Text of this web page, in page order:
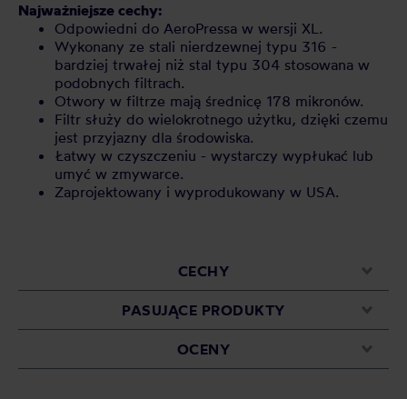
Najważniejsze cechy:
Odpowiedni do AeroPressa w wersji XL.
Wykonany ze stali nierdzewnej typu 316 -
bardziej trwałej niż stal typu 304 stosowana w
podobnych filtrach.
Otwory w filtrze mają średnicę 178 mikronów.
Filtr służy do wielokrotnego użytku, dzięki czemu
jest przyjazny dla środowiska.
Łatwy w czyszczeniu - wystarczy wypłukać lub
umyć w zmywarce.
Zaprojektowany i wyprodukowany w USA.
CECHY
PASUJĄCE PRODUKTY
OCENY